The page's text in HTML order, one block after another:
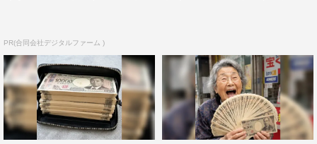
そこに麻琴の父・五味隆志（デビット伊東）が森田順子
（若村麻由美）という女性を伴って帰宅。順子と結婚した
ことを唐突に報告する。驚く麻琴たちだったが、意外とあ
っさり順子を新しい母として受け入れる。しかし、順子が
五味家に近づいたのには、ある思惑があった…。
PR(合同会社デジタルファーム )